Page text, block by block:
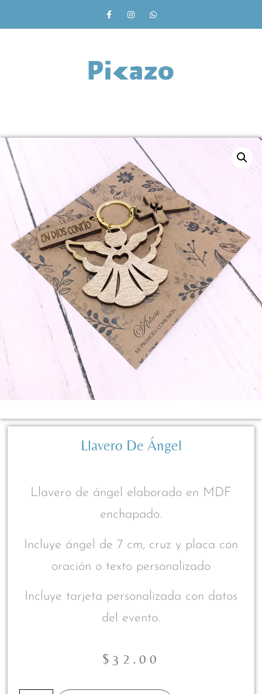
Llavero De Ángel
Llavero de ángel elaborado en MDF
enchapado.
Incluye ángel de 7 cm, cruz y placa con
oración o texto personalizado
Incluye tarjeta personalizada con datos
del evento.
$ 32.00